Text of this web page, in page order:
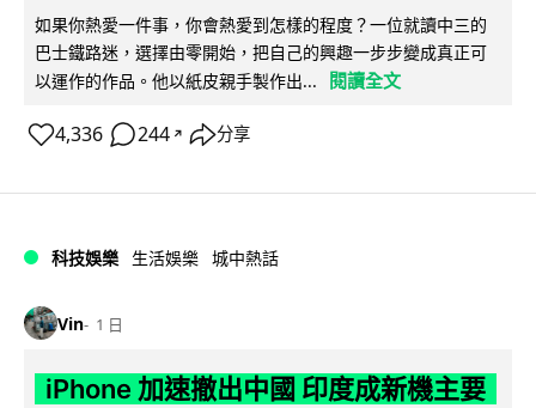
如果你熱愛一件事，你會熱愛到怎樣的程度？一位就讀中三的
巴士鐵路迷，選擇由零開始，把自己的興趣一步步變成真正可
以運作的作品。他以紙皮親手製作出...
閱讀全文
4,336 244 ↗ 分享
科技娛樂 生活娛樂 城中熱話
Vin 1 日
iPhone 加速撤出中國 印度成新機主要